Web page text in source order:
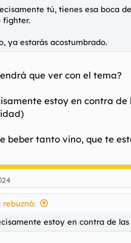
tú, tienes esa boca
fighter.
ya estarás acostumbrado.
que ver con el tema?
estoy en contra
beber tanto vino, que te
rebuznó:
estoy en contra de